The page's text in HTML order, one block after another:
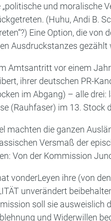
„politische und moralische
(Huhu, Andi B.
Eine Option, die
Ausdruckstanzes gezählt
Amtsantritt vor einem
ihrer deutschen PR-
im Abgang) – alle
(Rauhfaser) im 13. Stock
machten die ganzen
Versmaß der
Von der Kommission
vonderLeyen ihre (von
unverändert
soll sie ausweislich
und Widerwillen